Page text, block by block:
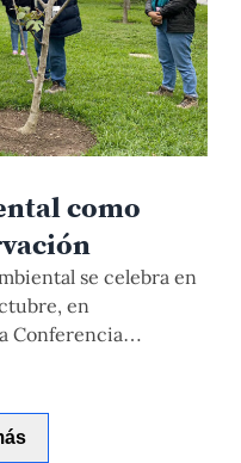
como
se celebra en
en
Conferencia
Ambiental
reflexionar sobre el
de ciudadanos